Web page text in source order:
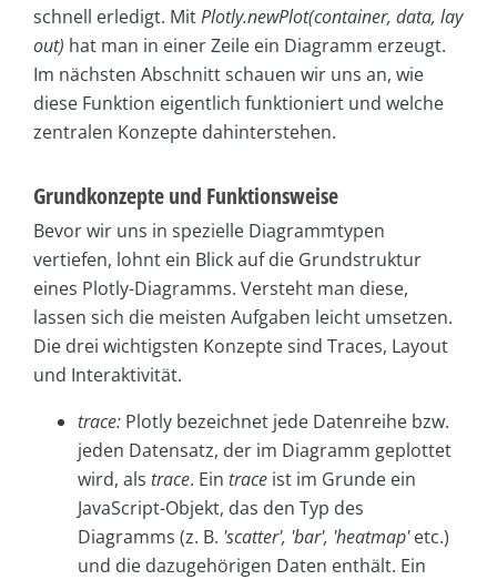
schnell erledigt. MitPlotly.newPlot(container, data, lay
out) hat man in einer Zeile ein Diagramm erzeugt.
Im nächsten Abschnitt schauen wir uns an, wie
diese Funktion eigentlich funktioniert und welche
zentralen Konzepte dahinterstehen.
Grundkonzepte und Funktionsweise
Bevor wir uns in spezielle Diagrammtypen
vertiefen, lohnt ein Blick auf die Grundstruktur
eines Plotly-Diagramms. Versteht man diese,
lassen sich die meisten Aufgaben leicht umsetzen.
Die drei wichtigsten Konzepte sind Traces, Layout
und Interaktivität.
trace: Plotly bezeichnet jede Datenreihe bzw.
jeden Datensatz, der im Diagramm geplottet
wird, als trace. Ein trace ist im Grunde ein
JavaScript-Objekt, das den Typ des
Diagramms (z. B. 'scatter', 'bar', 'heatmap'etc.)
und die dazugehörigen Daten enthält. Ein